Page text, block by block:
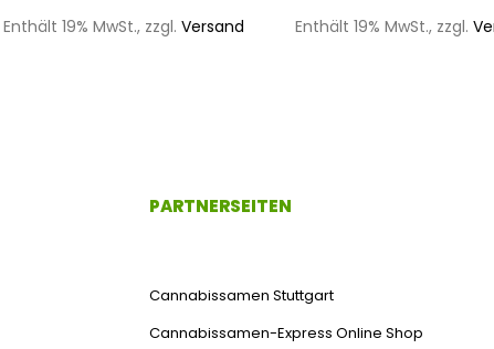
Enthält 19% MwSt., zzgl. Versand Enthält 19% MwSt., zzgl.
PARTNERSEITEN
Cannabissamen Stuttgart
Cannabissamen-Express Online Shop